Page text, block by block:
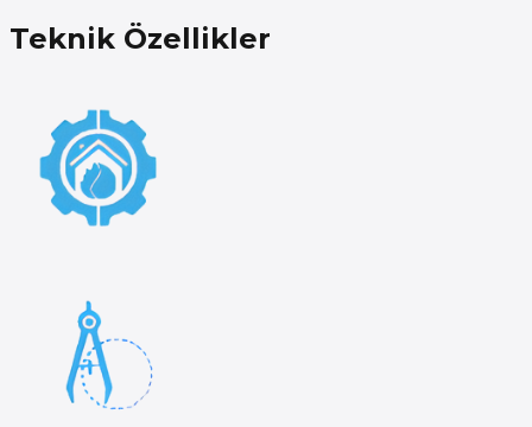
Teknik Özellikler